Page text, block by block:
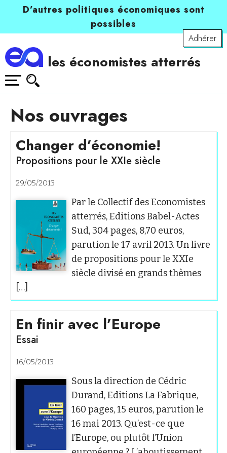
D’autres politiques économiques sont
possibles
Adhérer
les économistes atterrés
Nos ouvrages
Changer d’économie!
Propositions pour le XXIe siècle
29/05/2013
Par le Collectif des Economistes
atterrés, Editions Babel-Actes
Sud, 304 pages, 8,70 euros,
parution le 17 avril 2013. Un livre
de propositions pour le XXIe
siècle divisé en grands thèmes
[…]
En finir avec l’Europe
Essai
16/05/2013
Sous la direction de Cédric
Durand, Editions La Fabrique,
160 pages, 15 euros, parution le
16 mai 2013. Qu’est-ce que
l’Europe, ou plutôt l’Union